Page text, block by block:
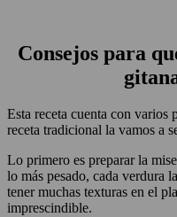
Consejos para
Esta receta cuenta con varios
receta tradicional la vamos a
Lo primero es preparar la
lo más pesado, cada verdura
tener muchas texturas en el
imprescindible.